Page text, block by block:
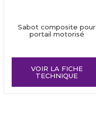
Sabot composite pour
portail motorisé
VOIR LA FICHE
TECHNIQUE